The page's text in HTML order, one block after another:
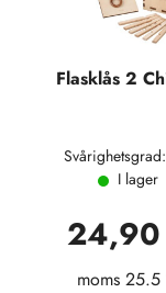
Flasklås 2
I lager
24,90
moms 25.5